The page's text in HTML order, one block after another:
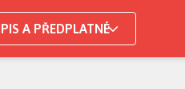
A PŘEDPLATNÉ